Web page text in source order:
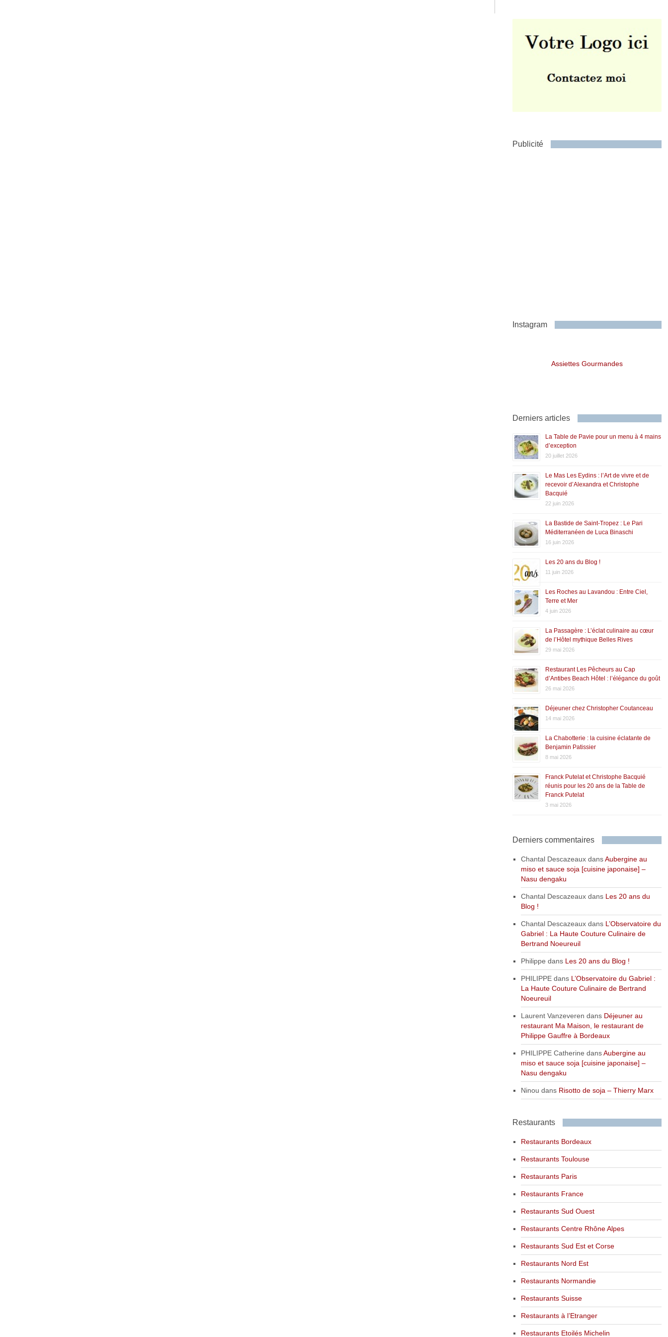
Publicité
Instagram
Assiettes Gourmandes
Derniers articles
La Table de Pavie pour un menu à 4 mains
d’exception
20 juillet 2026
Le Mas Les Eydins : l’Art de vivre et de
recevoir d’Alexandra et Christophe
Bacquié
22 juin 2026
La Bastide de Saint-Tropez : Le Pari
Méditerranéen de Luca Binaschi
16 juin 2026
Les 20 ans du Blog !
11 juin 2026
Les Roches au Lavandou : Entre Ciel,
Terre et Mer
4 juin 2026
La Passagère : L’éclat culinaire au cœur
de l’Hôtel mythique Belles Rives
29 mai 2026
Restaurant Les Pêcheurs au Cap
d’Antibes Beach Hôtel : l’élégance du goût
26 mai 2026
Déjeuner chez Christopher Coutanceau
14 mai 2026
La Chabotterie : la cuisine éclatante de
Benjamin Patissier
8 mai 2026
Franck Putelat et Christophe Bacquié
réunis pour les 20 ans de la Table de
Franck Putelat
3 mai 2026
Derniers commentaires
Chantal DescazeauxdansAubergine au
miso et sauce soja [cuisine japonaise] –
Nasu dengaku
Chantal Descazeauxdans Les 20 ans du
Blog !
Chantal Descazeauxdans L’Observatoire du
Gabriel : La Haute Couture Culinaire de
Bertrand Noeureuil
Philippe dans Les 20 ans du Blog !
PHILIPPEdans L’Observatoire du Gabriel :
La Haute Couture Culinaire de Bertrand
Noeureuil
Laurent Vanzeveren dans Déjeuner au
restaurant Ma Maison, le restaurant de
Philippe Gauffre à Bordeaux
PHILIPPE Catherine dansAubergine au
miso et sauce soja [cuisine japonaise] –
Nasu dengaku
Ninou dans Risotto de soja – Thierry Marx
Restaurants
Restaurants Bordeaux
Restaurants Toulouse
Restaurants Paris
Restaurants France
Restaurants Sud Ouest
Restaurants Centre Rhône Alpes
Restaurants Sud Est et Corse
Restaurants Nord Est
Restaurants Normandie
Restaurants Suisse
Restaurants à l’Etranger
Restaurants Etoilés Michelin